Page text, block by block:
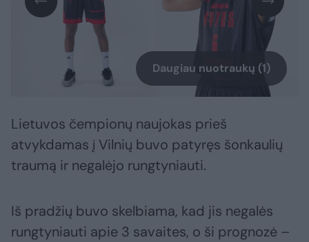
Daugiau nuotraukų (1)
Lietuvos čempionų naujokas prieš
atvykdamas į Vilnių buvo patyręs šonkaulių
traumą ir negalėjo rungtyniauti.
Iš pradžių buvo skelbiama, kad jis negalės
rungtyniauti apie 3 savaites, o ši prognozė –